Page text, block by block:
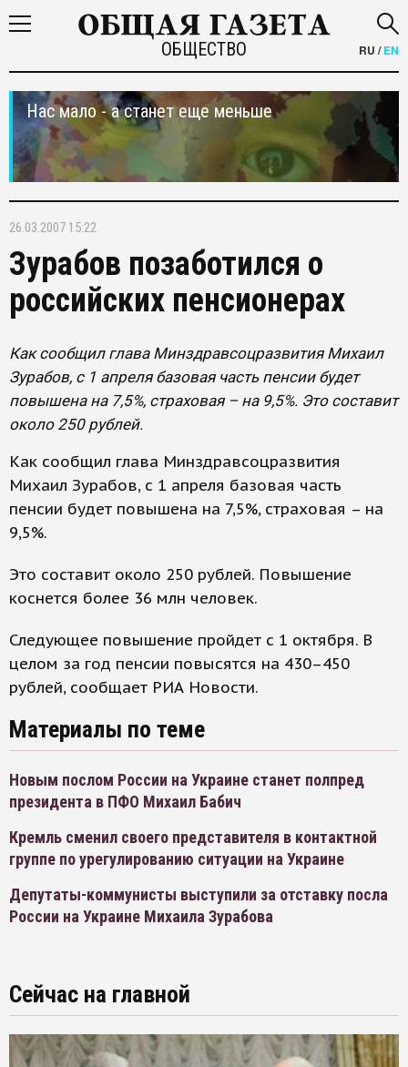
ОБЩЕСТВО RU /EN
Нас мало - а станет еще меньше
26.03.2007 15:22
Зурабов позаботился о
российских пенсионерах
Как сообщил глава Минздравсоцразвития Михаил
Зурабов, с 1 апреля базовая часть пенсии будет
повышена на 7,5%, страховая – на 9,5%. Это составит
около 250 рублей.
Как сообщил глава Минздравсоцразвития
Михаил Зурабов, с 1 апреля базовая часть
пенсии будет повышена на 7,5%, страховая – на
9,5%.
Это составит около 250 рублей. Повышение
коснется более 36 млн человек.
Следующее повышение пройдет с 1 октября. В
целом за год пенсии повысятся на 430–450
рублей, сообщает РИА Новости.
Материалы по теме
Новым послом России на Украине станет полпред
президента в ПФО Михаил Бабич
Кремль сменил своего представителя в контактной
группе по урегулированию ситуации на Украине
Депутаты-коммунисты выступили за отставку посла
России на Украине Михаила Зурабова
Сейчас на главной